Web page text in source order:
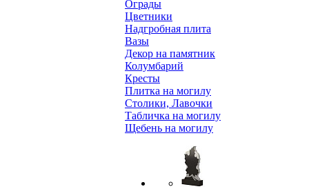
Ограды
Цветники
Надгробная плита
Вазы
Декор на памятник
Колумбарий
Кресты
Плитка на могилу
Столики, Лавочки
Табличка на могилу
Щебень на могилу